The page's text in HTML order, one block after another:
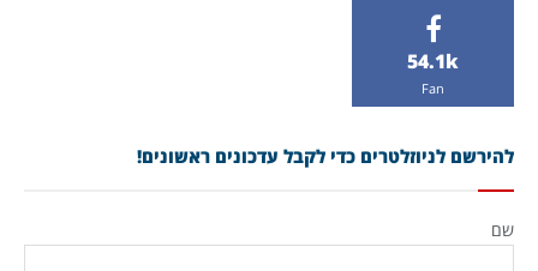
54.1k
Fan
להירשם לניוזלטרים כדי לקבל עדכונים ראשונים!
שם